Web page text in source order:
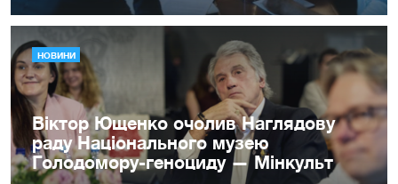
НОВИНИ
Віктор Ющенко очолив Наглядову
раду Національного музею
Голодомору-геноциду — Мінкульт